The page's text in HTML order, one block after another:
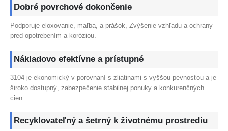
Dobré povrchové dokončenie
Podporuje eloxovanie, maľba, a prášok, Zvýšenie vzhľadu a ochrany
pred opotrebením a koróziou.
Nákladovo efektívne a prístupné
3104 je ekonomický v porovnaní s zliatinami s vyššou pevnosťou a je
široko dostupný, zabezpečenie stabilnej ponuky a konkurenčných
cien.
Recyklovateľný a šetrný k životnému prostrediu